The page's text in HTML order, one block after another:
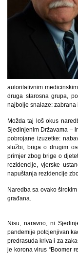
autoritativnim
druga starosna grupa,
najbolje snalaze:
Možda taj loš okus
Sjedinjenim Državama –
pobrojane izuzetke:
službi; briga o drugim
primjer zbog brige o
rezidencije, vjerske
napuštanja rezidencije
Naredba sa ovako
građana.
Nisu, naravno, ni
pandemije potcjenjivan
predrasuda kriva i za
je korona virus “Boomer